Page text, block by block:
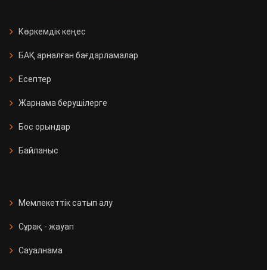
Көркемдік кеңес
БАҚ арналған бағдарламалар
Есептер
Жарнама берушілерге
Бос орындар
Байланыс
Мемлекеттік сатып алу
Сұрақ - жауап
Сауалнама